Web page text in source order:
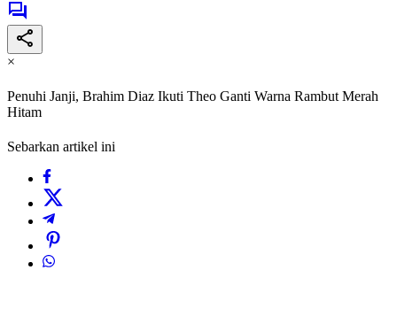
×
Penuhi Janji, Brahim Diaz Ikuti Theo Ganti Warna Rambut Merah
Hitam
Sebarkan artikel ini